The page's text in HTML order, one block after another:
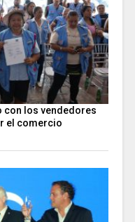
con los vendedores
el comercio